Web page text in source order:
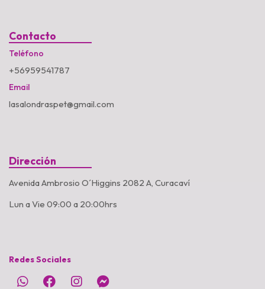
Contacto
Teléfono
+56959541787
Email
lasalondraspet@gmail.com
Dirección
Avenida Ambrosio O´Higgins 2082 A, Curacaví
Lun a Vie 09:00 a 20:00hrs
Redes Sociales